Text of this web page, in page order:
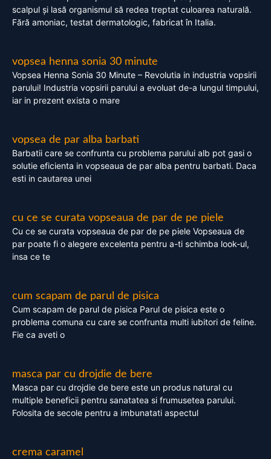
scalpul și lasă organismul să redea treptat culoarea naturală.
Fără amoniac, testat dermatologic, fabricat în Italia.
vopsea henna sonia 30 minute
Vopsea Henna Sonia 30 Minute – Revolutia in industria vopsirii
parului! Industria vopsirii parului a evoluat de-a lungul timpului,
iar in prezent exista o mare
vopsea de par alba barbati
Barbatii care se confrunta cu problema parului alb pot gasi o
solutie eficienta in vopseaua de par alba pentru barbati. Daca
esti in cautarea unei
cu ce se curata vopseaua de par de pe piele
Cu ce se curata vopseaua de par de pe piele Vopseaua de
par poate fi o alegere excelenta pentru a-ti schimba look-ul,
insa ce te
cum scapam de parul de pisica
Cum scapam de parul de pisica Parul de pisica este o
problema comuna cu care se confrunta multi iubitori de feline.
Fie ca aveti o
masca par cu drojdie de bere
Masca par cu drojdie de bere este un produs natural cu
multiple beneficii pentru sanatatea si frumusetea parului.
Folosita de secole pentru a imbunatati aspectul
crema caramel